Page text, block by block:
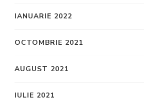
IANUARIE 2022
OCTOMBRIE 2021
AUGUST 2021
IULIE 2021